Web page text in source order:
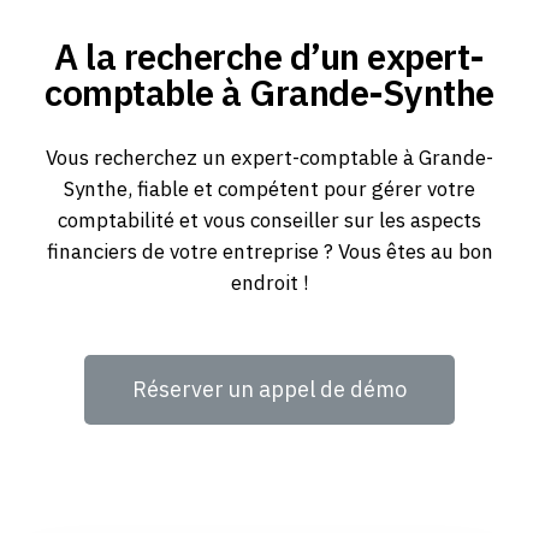
A la recherche d’un expert-
comptable à Grande-Synthe
Vous recherchez un expert-comptable à Grande-
Synthe, fiable et compétent pour gérer votre
comptabilité et vous conseiller sur les aspects
financiers de votre entreprise ? Vous êtes au bon
endroit !
Réserver un appel de démo